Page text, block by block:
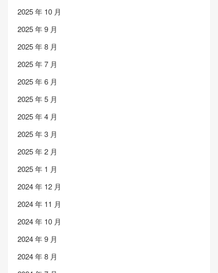
2025 年 10 月
2025 年 9 月
2025 年 8 月
2025 年 7 月
2025 年 6 月
2025 年 5 月
2025 年 4 月
2025 年 3 月
2025 年 2 月
2025 年 1 月
2024 年 12 月
2024 年 11 月
2024 年 10 月
2024 年 9 月
2024 年 8 月